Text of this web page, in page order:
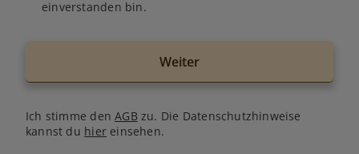
einverstanden bin.
Weiter
Ich stimme denAGB zu. Die Datenschutzhinweise
kannst du hiereinsehen.